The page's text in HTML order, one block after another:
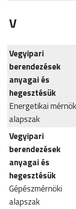
V
Vegyipari
berendezések
anyagai és
hegesztésük
Energetikai
alapszak
Vegyipari
berendezések
anyagai és
hegesztésük
Gépészmérnöki
alapszak